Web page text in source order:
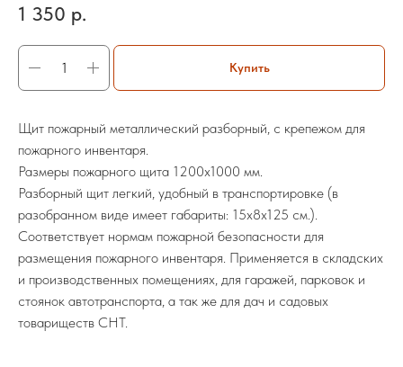
1 350 р.
Купить
Щит пожарный металлический разборный, с крепежом для
пожарного инвентаря.
Размеры пожарного щита 1200х1000 мм.
Разборный щит легкий, удобный в транспортировке (в
разобранном виде имеет габариты: 15х8х125 см.).
Соответствует нормам пожарной безопасности для
размещения пожарного инвентаря. Применяется в складских
и производственных помещениях, для гаражей, парковок и
стоянок автотранспорта, а так же для дач и садовых
товариществ СНТ.